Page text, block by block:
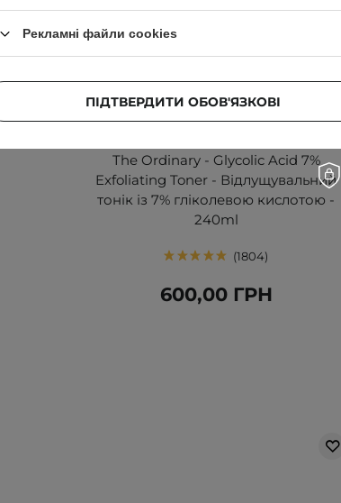
56
The Ordinary - Glycolic Acid 7%
Exfoliating Toner - Відлущувальний
тонік із 7% гліколевою кислотою -
240ml
1804
600,00 ГРН
Рекламні файли cookies
ПІДТВЕРДИТИ ОБОВ'ЯЗКОВІ